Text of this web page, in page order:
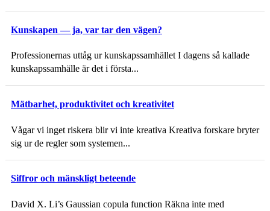
Kunskapen — ja, var tar den vägen?
Professionernas uttåg ur kunskapssamhället I dagens så kallade
kunskapssamhälle är det i första...
Mätbarhet, produktivitet och kreativitet
Vågar vi inget riskera blir vi inte kreativa Kreativa forskare bryter
sig ur de regler som systemen...
Siffror och mänskligt beteende
David X. Li’s Gaussian copula function Räkna inte med